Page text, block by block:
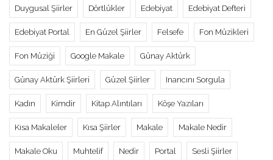
Duygusal Şiirler Dörtlükler Edebiyat Edebiyat Defteri
Edebiyat Portal En Güzel Şiirler Felsefe Fon Müzikleri
Fon Müziği Google Makale Günay Aktürk
Günay Aktürk Şiirleri Güzel Şiirler Inancını Sorgula
Kadın Kimdir Kitap Alıntıları Köşe Yazıları
Kısa Makaleler Kısa Şiirler Makale Makale Nedir
Makale Oku Muhtelif Nedir Portal Sesli Şiirler